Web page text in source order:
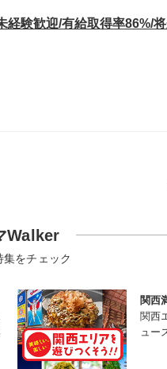
験歓迎/有給取得率86%/
Walker
集をチェック
関西
関西
ュー